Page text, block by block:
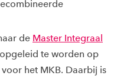
de Master Integraal
te worden op
het MKB. Daarbij is